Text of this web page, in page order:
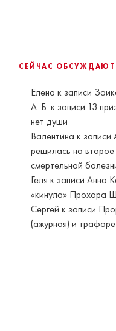
СЕЙЧАС ОБСУЖДАЮТ
Елена к записи
А. Б. к записи 13
нет души
Валентина к записи
решилась на
смертельной
Геля к записиАнна
«кинула» Прохора
Сергей к записи
(ажурная) и